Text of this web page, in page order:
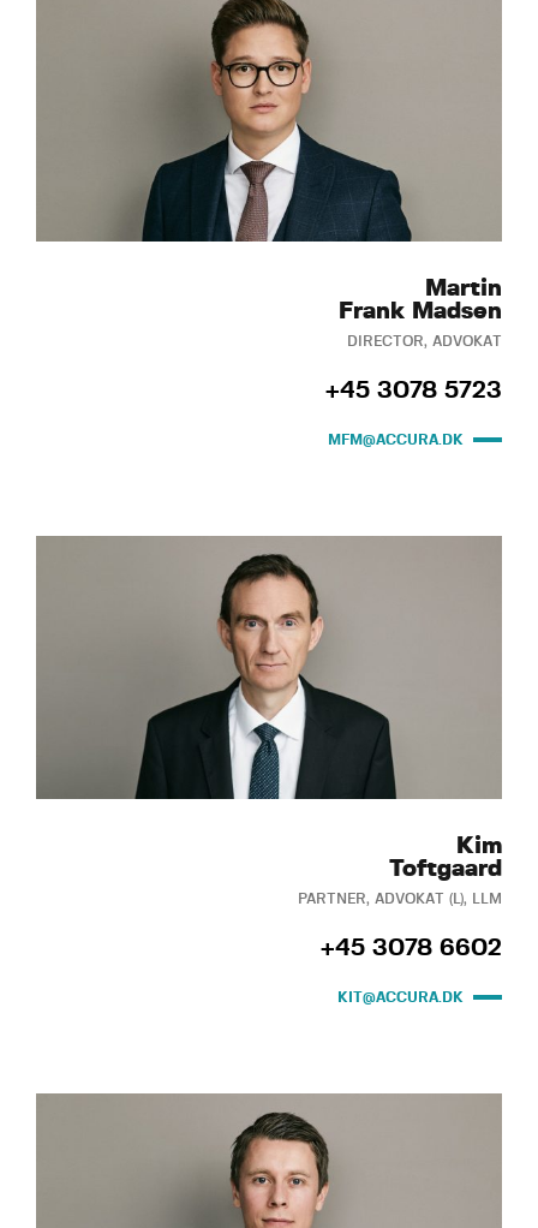
Martin
Frank Madsen
DIRECTOR, ADVOKAT
+45 3078 5723
MFM@ACCURA.DK
Kim
Toftgaard
PARTNER, ADVOKAT (L), LLM
+45 3078 6602
KIT@ACCURA.DK